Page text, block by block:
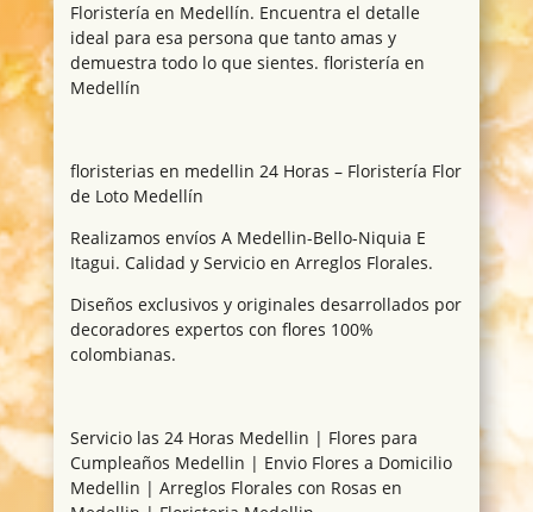
Floristería en Medellín. Encuentra el detalle
ideal para esa persona que tanto amas y
demuestra todo lo que sientes. floristería en
Medellín
floristerias en medellin 24 Horas – Floristería Flor
de Loto Medellín
Realizamos envíos A Medellin-Bello-Niquia E
Itagui. Calidad y Servicio en Arreglos Florales.
Diseños exclusivos y originales desarrollados por
decoradores expertos con flores 100%
colombianas.
Servicio las 24 Horas Medellin | Flores para
Cumpleaños Medellin | Envio Flores a Domicilio
Medellin | Arreglos Florales con Rosas en